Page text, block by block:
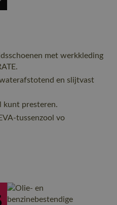
met werkkleding
en slijtvast
kunt presteren.
tussenzool vo